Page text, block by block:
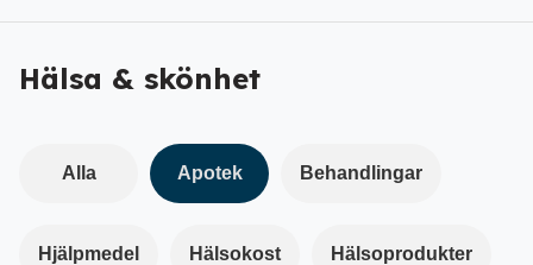
Hälsa & skönhet
Alla Apotek Behandlingar
Hjälpmedel Hälsokost Hälsoprodukter